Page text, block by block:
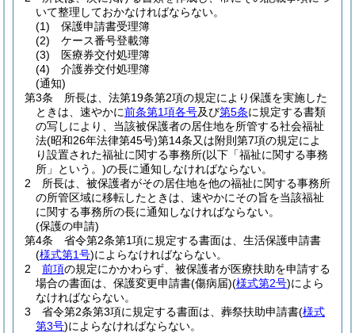
いて整理しておかなければならない。
(1)
保護申請書受理簿
(2)
ケース番号登載簿
(3)
医療券交付処理簿
(4)
介護券交付処理簿
(通知)
第3条
所長は、法第19条第2項の規定により保護を実施した
ときは、速やかに前条第1項各号及び第5条に規定する書類
の写しにより、当該被保護者の居住地を所管する社会福祉
法(昭和26年法律第45号)第14条又は附則第7項の規定によ
り設置された福祉に関する事務所(以下「福祉に関する事務
所」という。)の長に通知しなければならない。
2
所長は、被保護者がその居住地を他の福祉に関する事務所
の所管区域に移転したときは、速やかにその旨を当該福祉
に関する事務所の長に通知しなければならない。
(保護の申請)
第4条
省令第2条第1項に規定する書面は、生活保護申請書
(様式第1号)によらなければならない。
2
前項の規定にかかわらず、被保護者が医療扶助を申請する
場合の書面は、保護変更申請書(傷病届)(様式第2号)によら
なければならない。
3
省令第2条第3項に規定する書面は、葬祭扶助申請書(様式
第3号)によらなければならない。